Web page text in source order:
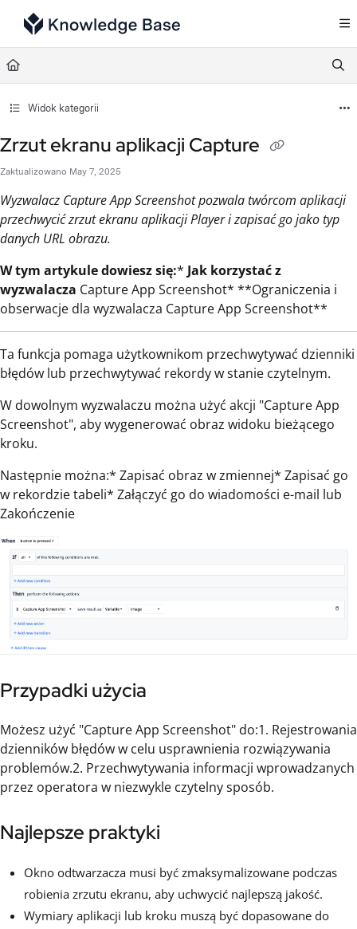
Documentation Index
Fetch the complete documentation index at:
Use this file to discover all available pages before exploring further.
Widok kategorii
Zrzut ekranu aplikacji Capture
Zaktualizowano May 7, 2025
Wyzwalacz Capture App Screenshot pozwala twórcom aplikacji
przechwycić zrzut ekranu aplikacji Player i zapisać go jako typ
danych URL obrazu.
W tym artykule dowiesz się:* Jak korzystać z
wyzwalacza Capture App Screenshot* **Ograniczenia i
obserwacje dla wyzwalacza Capture App Screenshot**
Ta funkcja pomaga użytkownikom przechwytywać dzienniki
błędów lub przechwytywać rekordy w stanie czytelnym.
W dowolnym wyzwalaczu można użyć akcji "Capture App
Screenshot", aby wygenerować obraz widoku bieżącego
kroku.
Następnie można:* Zapisać obraz w zmiennej* Zapisać go
w rekordzie tabeli* Załączyć go do wiadomości e-mail lub
Zakończenie
Przypadki użycia
Możesz użyć "Capture App Screenshot" do:1. Rejestrowania
dzienników błędów w celu usprawnienia rozwiązywania
problemów.2. Przechwytywania informacji wprowadzanych
przez operatora w niezwykle czytelny sposób.
Najlepsze praktyki
Okno odtwarzacza musi być zmaksymalizowane podczas
robienia zrzutu ekranu, aby uchwycić najlepszą jakość.
Wymiary aplikacji lub kroku muszą być dopasowane do